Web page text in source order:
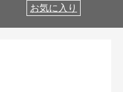
お気に入り